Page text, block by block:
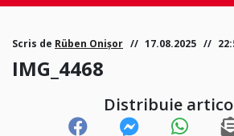
Scris de Rüben Onișor 17.08.2025
IMG_4468
Distribuie